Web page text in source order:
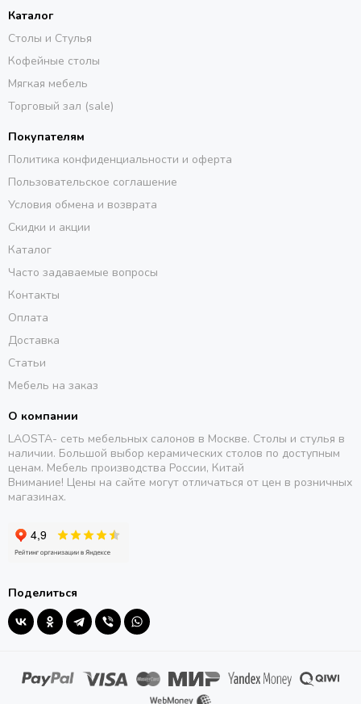
Каталог
Столы и Стулья
Кофейные столы
Мягкая мебель
Торговый зал (sale)
Покупателям
Политика конфиденциальности и оферта
Пользовательское соглашение
Условия обмена и возврата
Скидки и акции
Каталог
Часто задаваемые вопросы
Контакты
Оплата
Доставка
Статьи
Мебель на заказ
О компании
LAOSTA- сеть мебельных салонов в Москве. Столы и стулья в
наличии. Большой выбор керамических столов по доступным
ценам. Мебель производства России, Китай
Внимание! Цены на сайте могут отличаться от цен в розничных
магазинах.
Поделиться